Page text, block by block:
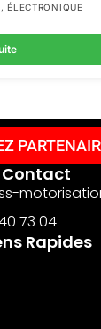
,ÉLECTRONIQUE
Contact
73 04
Rapides